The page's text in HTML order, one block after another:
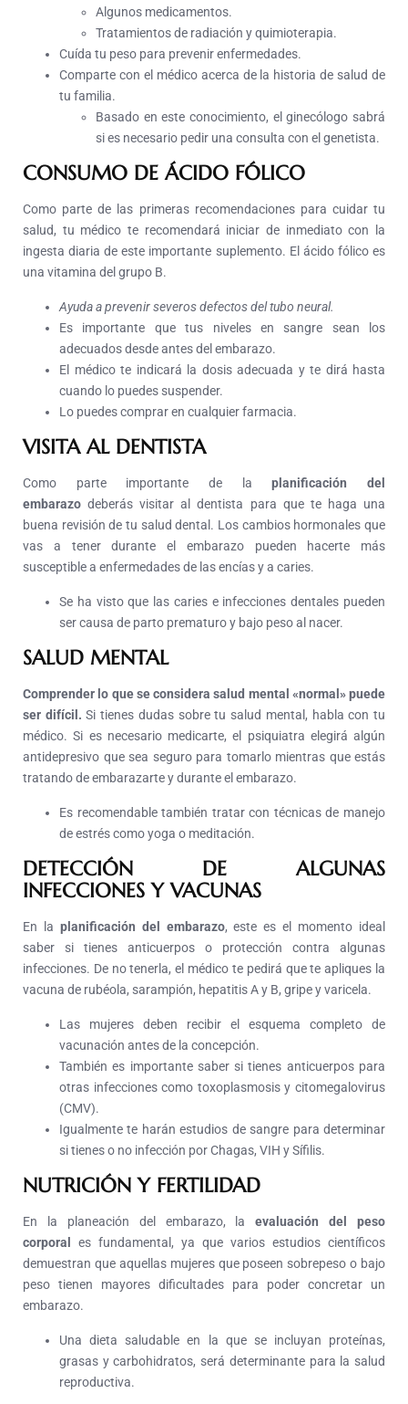
Algunos medicamentos.
Tratamientos de radiación y quimioterapia.
Cuída tu peso para prevenir enfermedades.
Comparte con el médico acerca de la historia de salud de
tu familia.
Basado en este conocimiento, el ginecólogo sabrá
si es necesario pedir una consulta con el genetista.
CONSUMO DE ÁCIDO FÓLICO
Como parte de las primeras recomendaciones para cuidar tu
salud, tu médico te recomendará iniciar de inmediato con la
ingesta diaria de este importante suplemento. El ácido fólico es
una vitamina del grupo B.
Ayuda a prevenir severos defectos del tubo neural.
Es importante que tus niveles en sangre sean los
adecuados desde antes del embarazo.
El médico te indicará la dosis adecuada y te dirá hasta
cuando lo puedes suspender.
Lo puedes comprar en cualquier farmacia.
VISITA AL DENTISTA
Como parte importante de laplanificación del
embarazo deberás visitar al dentista para que te haga una
buena revisión de tu salud dental. Los cambios hormonales que
vas a tener durante el embarazo pueden hacerte más
susceptible a enfermedades de las encías y a caries.
Se ha visto que las caries e infecciones dentales pueden
ser causa de parto prematuro y bajo peso al nacer.
SALUD MENTAL
Comprender lo que se considera salud mental «normal» puede
ser difícil.Si tienes dudas sobre tu salud mental, habla con tu
médico. Si es necesario medicarte, el psiquiatra elegirá algún
antidepresivo que sea seguro para tomarlo mientras que estás
tratando de embarazarte y durante el embarazo.
Es recomendable también tratar con técnicas de manejo
de estrés como yoga o meditación.
DETECCIÓN DE ALGUNAS
INFECCIONES Y VACUNAS
En la planificación del embarazo, este es el momento ideal
saber si tienes anticuerpos o protección contra algunas
infecciones. De no tenerla, el médico te pedirá que te apliques la
vacuna de rubéola, sarampión, hepatitis A y B, gripe y varicela.
Las mujeres deben recibir el esquema completo de
vacunación antes de la concepción.
También es importante saber si tienes anticuerpos para
otras infecciones como toxoplasmosis y citomegalovirus
(CMV).
Igualmente te harán estudios de sangre para determinar
si tienes o no infección por Chagas, VIH y Sífilis.
NUTRICIÓN Y FERTILIDAD
En la planeación del embarazo, laevaluación del peso
corporal
es fundamental, ya que varios estudios científicos
demuestran que aquellas mujeres que poseen sobrepeso o bajo
peso tienen mayores dificultades para poder concretar un
embarazo.
Una dieta saludable en la que se incluyan proteínas,
grasas y carbohidratos, será determinante para la salud
reproductiva.